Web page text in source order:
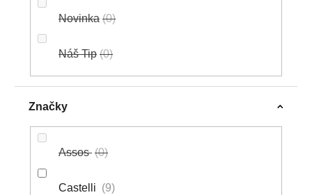
Novinka 0
Náš Tip 0
Značky
Assos 0
Castelli 9